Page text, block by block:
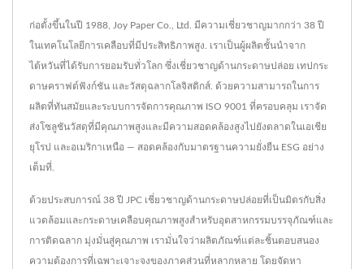
ก่อตั้งขึ้นในปี 1988, Joy Paper Co., Ltd. มีความเชี่ยวชาญมากกว่า 38 ปี
ในเทคโนโลยีการเคลือบที่มีประสิทธิภาพสูง. เราเป็นผู้ผลิตชั้นนำจาก
ไต้หวันที่ได้รับการยอมรับทั่วโลก ซึ่งเชี่ยวชาญด้านกระดาษปล่อย เทปกระ
ดาษคราฟต์ฟังก์ชัน และวัสดุฉลากโลจิสติกส์. ด้วยความสามารถในการ
ผลิตที่ทันสมัยและระบบการจัดการคุณภาพ ISO 9001 ที่ครอบคลุม เราจัด
ส่งโซลูชันวัสดุที่มีคุณภาพสูงและมีความสอดคล้องสูงไปยังตลาดในเอเชีย
ยุโรป และอเมริกาเหนือ — สอดคล้องกับมาตรฐานความยั่งยืน ESG อย่าง
เต็มที่.
ด้วยประสบการณ์ 38 ปี JPC เชี่ยวชาญด้านกระดาษปล่อยที่เป็นมิตรกับสิ่ง
แวดล้อมและกระดาษเคลือบคุณภาพสูงสำหรับอุตสาหกรรมบรรจุภัณฑ์และ
การติดฉลาก มุ่งมั่นสู่คุณภาพ เรามั่นใจว่าผลิตภัณฑ์แต่ละชิ้นตอบสนอง
ความต้องการที่เฉพาะเจาะจงของภาคส่วนที่หลากหลาย โดยจัดหา